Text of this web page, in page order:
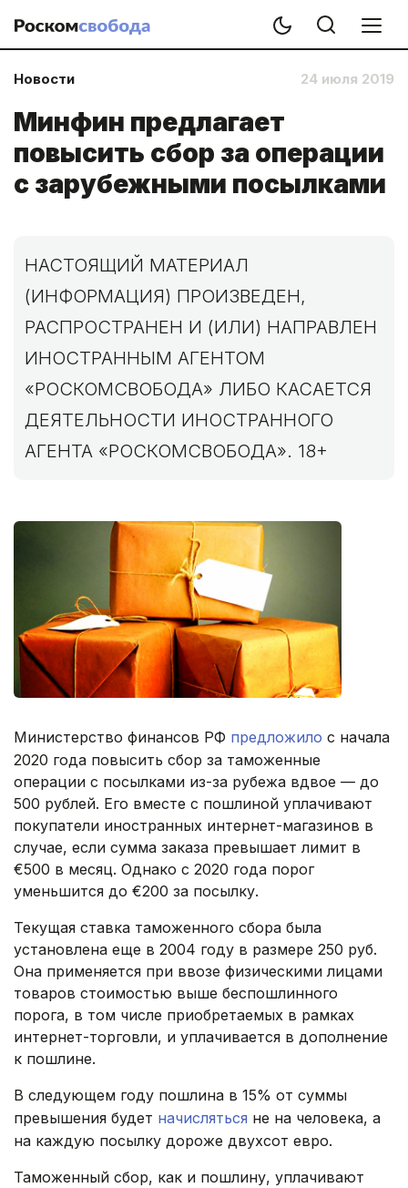
Новости 24 июля 2019
Минфин предлагает
повысить сбор за операции
с зарубежными посылками
НАСТОЯЩИЙ МАТЕРИАЛ
(ИНФОРМАЦИЯ) ПРОИЗВЕДЕН,
РАСПРОСТРАНЕН И (ИЛИ) НАПРАВЛЕН
ИНОСТРАННЫМ АГЕНТОМ
«РОСКОМСВОБОДА» ЛИБО КАСАЕТСЯ
ДЕЯТЕЛЬНОСТИ ИНОСТРАННОГО
АГЕНТА «РОСКОМСВОБОДА». 18+
Министерство финансов РФ предложило c начала
2020 года повысить сбор за таможенные
операции с посылками из-за рубежа вдвое — до
500 рублей. Его вместе с пошлиной уплачивают
покупатели иностранных интернет-магазинов в
случае, если сумма заказа превышает лимит в
€500 в месяц. Однако с 2020 года порог
уменьшится до €200 за посылку.
Текущая ставка таможенного сбора была
установлена еще в 2004 году в размере 250 руб.
Она применяется при ввозе физическими лицами
товаров стоимостью выше беспошлинного
порога, в том числе приобретаемых в рамках
интернет-торговли, и уплачивается в дополнение
к пошлине.
В следующем году пошлина в 15% от суммы
превышения будет начисляться не на человека, а
на каждую посылку дороже двухсот евро.
Таможенный сбор, как и пошлину, уплачивают